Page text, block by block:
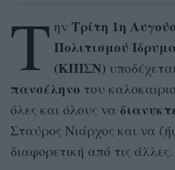
Τ ηνΤρίτη 1η
Πολιτισμού
(ΚΠΙΣΝ)
πανσέληνο του
όλες και όλους να
Σταύρος Νιάρχος και να
διαφορετική από τις άλλες.